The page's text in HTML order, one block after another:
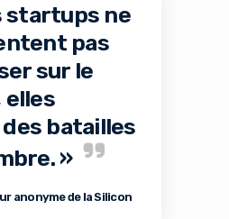
startups ne
pas
sur le
elles
batailles
»
anonyme de la Silicon